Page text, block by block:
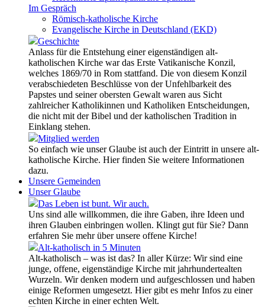
Im Gespräch
Römisch-katholische Kirche
Evangelische Kirche in Deutschland (EKD)
Geschichte
Anlass für die Entstehung einer eigenständigen alt-
katholischen Kirche war das Erste Vatikanische Konzil,
welches 1869/70 in Rom stattfand. Die von diesem Konzil
verabschiedeten Beschlüsse von der Unfehlbarkeit des
Papstes und seiner obersten Gewalt waren aus Sicht
zahlreicher Katholikinnen und Katholiken Entscheidungen,
die nicht mit der Bibel und der katholischen Tradition in
Einklang stehen.
Mitglied werden
So einfach wie unser Glaube ist auch der Eintritt in unsere alt-
katholische Kirche. Hier finden Sie weitere Informationen
dazu.
Unsere Gemeinden
Unser Glaube
Das Leben ist bunt. Wir auch.
Uns sind alle willkommen, die ihre Gaben, ihre Ideen und
ihren Glauben einbringen wollen. Klingt gut für Sie? Dann
erfahren Sie mehr über unsere offene Kirche!
Alt-katholisch in 5 Minuten
Alt-katholisch – was ist das? In aller Kürze: Wir sind eine
junge, offene, eigenständige Kirche mit jahrhundertealten
Wurzeln. Wir denken modern und aufgeschlossen und haben
einige Reformen umgesetzt. Hier gibt es mehr Infos zu einer
echten Kirche in einer echten Welt.